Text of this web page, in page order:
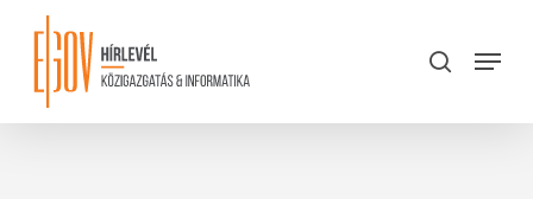
content
search
Menu
Close